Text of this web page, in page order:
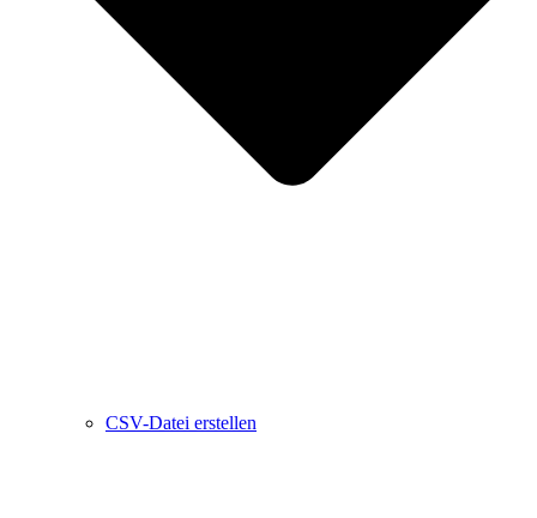
CSV-Datei erstellen